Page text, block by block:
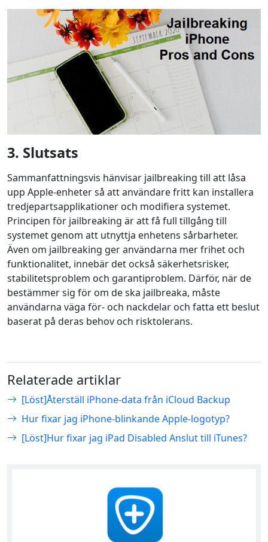
3. Slutsats
Sammanfattningsvis hänvisar jailbreaking till att låsa
upp Apple-enheter så att användare fritt kan installera
tredjepartsapplikationer och modifiera systemet.
Principen för jailbreaking är att få full tillgång till
systemet genom att utnyttja enhetens sårbarheter.
Även om jailbreaking ger användarna mer frihet och
funktionalitet, innebär det också säkerhetsrisker,
stabilitetsproblem och garantiproblem. Därför, när de
bestämmer sig för om de ska jailbreaka, måste
användarna väga för- och nackdelar och fatta ett beslut
baserat på deras behov och risktolerans.
Relaterade artiklar
[Löst]Återställ iPhone-data från iCloud Backup
Hur fixar jag iPhone-blinkande Apple-logotyp?
[Löst]Hur fixar jag iPad Disabled Anslut till iTunes?